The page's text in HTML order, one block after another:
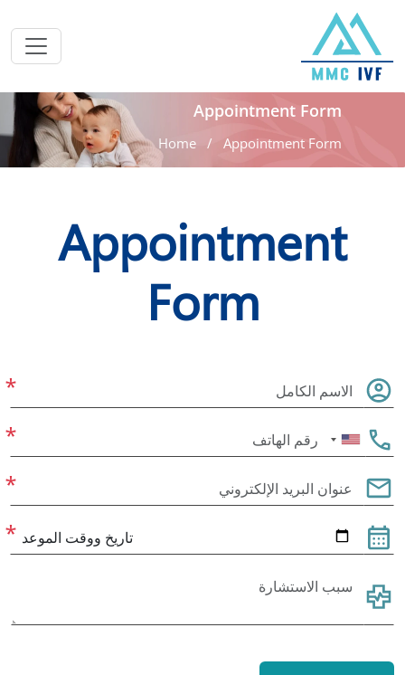
Appointment Form
Home Appointment Form
Appointment
Form
United
+1